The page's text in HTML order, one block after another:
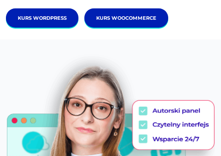
KURS WORDPRESS KURS WOOCOMMERCE